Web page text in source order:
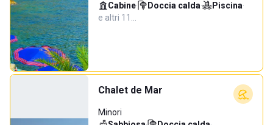
Cabine· Doccia calda· Piscina·
e altri 11…
Chalet de Mar
Minori